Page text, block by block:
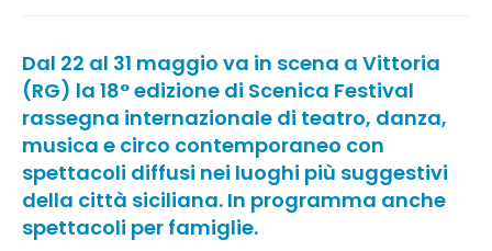
Dal 22 al 31 maggio va in scena a Vittoria
(RG) la 18° edizione di Scenica Festival
rassegna internazionale di teatro, danza,
musica e circo contemporaneo con
spettacoli diffusi nei luoghi più suggestivi
della città siciliana. In programma anche
spettacoli per famiglie.